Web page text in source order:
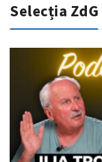
Selecția ZdG